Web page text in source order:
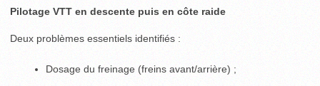
Pilotage VTT en descente puis en côte raide
Deux problèmes essentiels identifiés :
Dosage du freinage (freins avant/arrière) ;